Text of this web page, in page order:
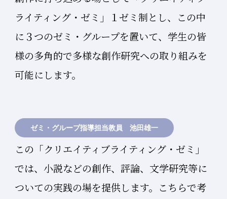
ライティング・ゼミ」１ゼミ制とし、この中
に３つのゼミ・グループを置いて、学生の皆
様の多角的で多様な創作研究への取り組みを
可能にします。
ゼミ・グループ指導担当教員 池田雄一
この「クリエイティブライティング・ゼミ」
では、小説などの創作、評論、文学研究等に
ついての実践の場を提供します。こちらで考